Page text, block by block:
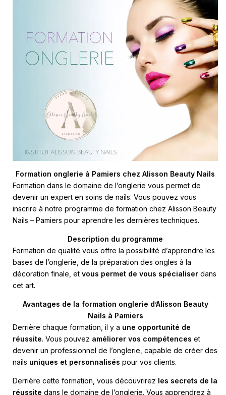
Formation onglerie à Pamiers chez Alisson Beauty Nails
Formation dans le domaine de l’onglerie vous permet de
devenir un expert en soins de nails. Vous pouvez vous
inscrire à notre programme de formation chez Alisson Beauty
Nails – Pamiers pour aprendre les dernières techniques.
Description du programme
Formation de qualité vous offre la possibilité d’apprendre les
bases de l’onglerie, de la préparation des ongles à la
décoration finale, et vous permet de vous spécialiser dans
cet art.
Avantages de la formation onglerie d’Alisson Beauty
Nails à Pamiers
Derrière chaque formation, il y a une opportunité de
réussite. Vous pouvez améliorer vos compétences et
devenir un professionnel de l’onglerie, capable de créer des
nails uniques et personnalisés pour vos clients.
Derrière cette formation, vous découvrirez les secrets de la
réussite dans le domaine de l’onglerie. Vous apprendrez à